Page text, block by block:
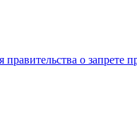
о запрете